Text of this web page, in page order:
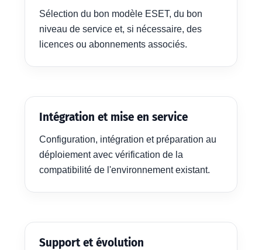
Sélection du bon modèle ESET, du bon
niveau de service et, si nécessaire, des
licences ou abonnements associés.
Intégration et mise en service
Configuration, intégration et préparation au
déploiement avec vérification de la
compatibilité de l'environnement existant.
Support et évolution